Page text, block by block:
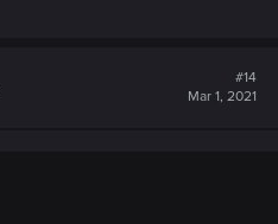
#14
Mar 1, 2021